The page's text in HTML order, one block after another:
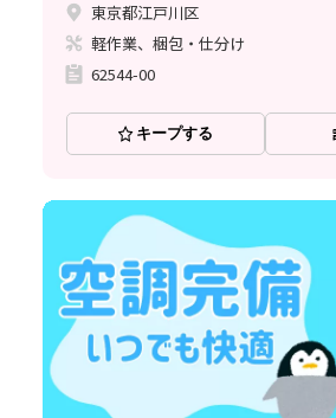
東京都江戸川区
軽作業、梱包・仕分け
62544-00
キープする